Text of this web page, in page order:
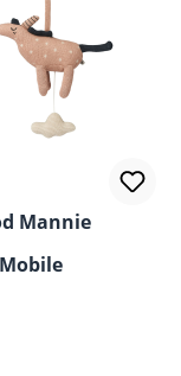
Mannie
Preis: